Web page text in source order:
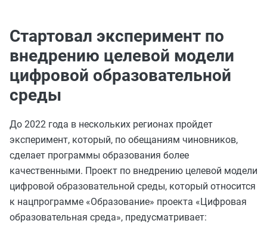
Стартовал эксперимент по
внедрению целевой модели
цифровой образовательной
среды
До 2022 года в нескольких регионах пройдет
эксперимент, который, по обещаниям чиновников,
сделает программы образования более
качественными. Проект по внедрению целевой модели
цифровой образовательной среды, который относится
к нацпрограмме «Образование» проекта «Цифровая
образовательная среда», предусматривает: